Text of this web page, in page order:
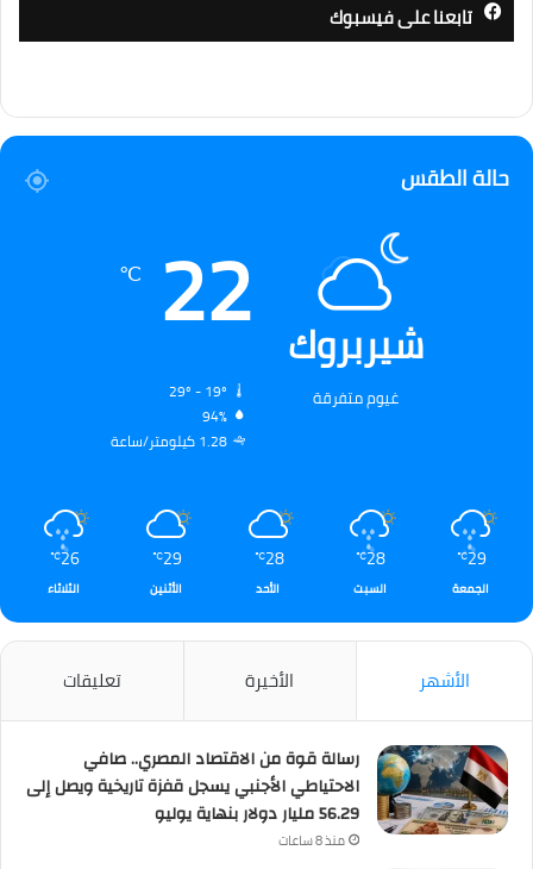
تابعنا على فيسبوك
حالة الطقس
شيربروك
غيوم متفرقة
22
℃
94%
1.28 كيلومتر/ساعة
29
℃
الجمعة
28
℃
السبت
28
℃
الأحد
29
℃
الأثنين
26
℃
الثلاثاء
الأشهر الأخيرة تعليقات
رسالة قوة من الاقتصاد المصري.. صافي
الاحتياطي الأجنبي يسجل قفزة تاريخية ويصل إلى
56.29 مليار دولار بنهاية يوليو
منذ 8 ساعات